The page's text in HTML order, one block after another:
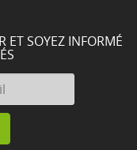
ET SOYEZ INFORMÉ